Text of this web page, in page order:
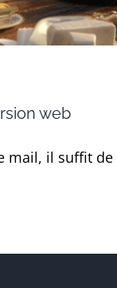
web
mail, il suffit de